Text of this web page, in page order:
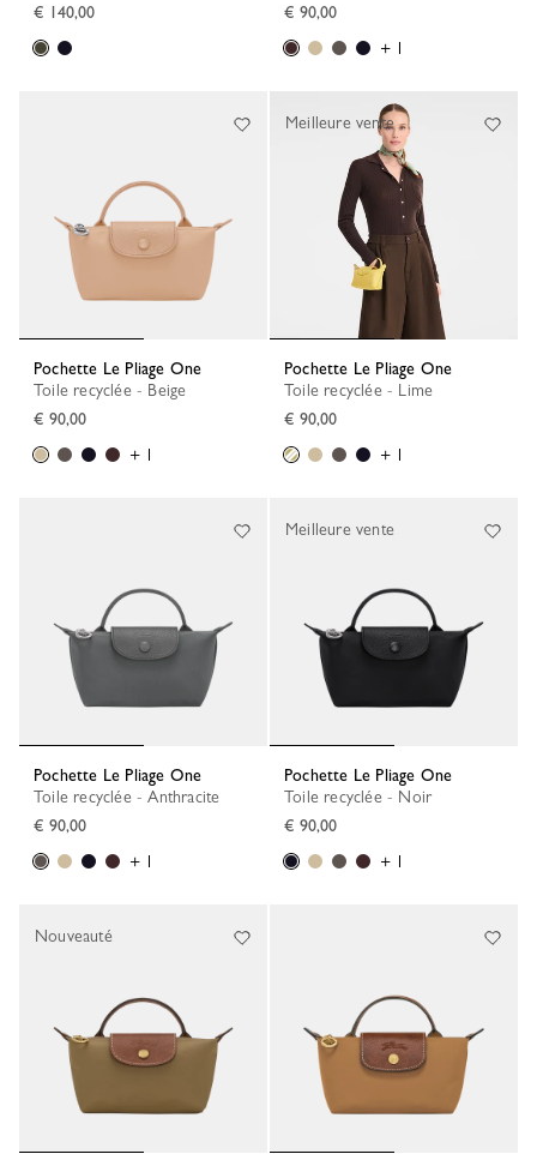
€ 140,00
€ 90,00
+ 1
Pochette Le Pliage One
Toile recyclée - Beige
€ 90,00
+ 1
Pochette Le Pliage One
Toile recyclée - Lime
€ 90,00
+ 1
Meilleure vente
Pochette Le Pliage One
Toile recyclée - Anthracite
€ 90,00
+ 1
Pochette Le Pliage One
Toile recyclée - Noir
€ 90,00
+ 1
Meilleure vente
Nouveauté